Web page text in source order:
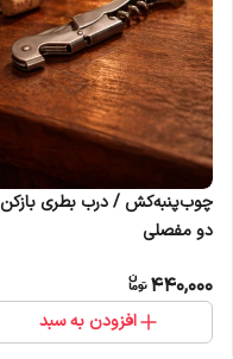
چوب‌پنبه‌کش / درب بطری بازکن
دو مفصلی
440,000
افزودن به سبد